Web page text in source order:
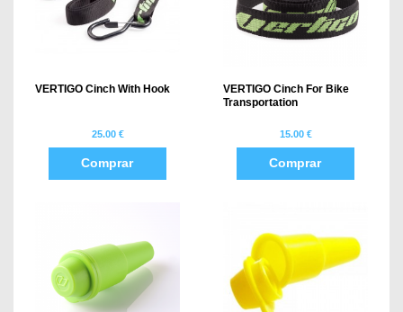
VERTIGO Cinch With Hook
25.00 €
Comprar
VERTIGO Cinch For Bike
Transportation
15.00 €
Comprar